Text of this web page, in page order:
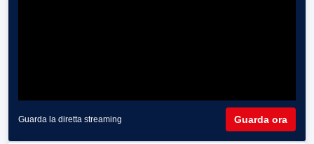
Guarda la diretta streaming Guarda ora